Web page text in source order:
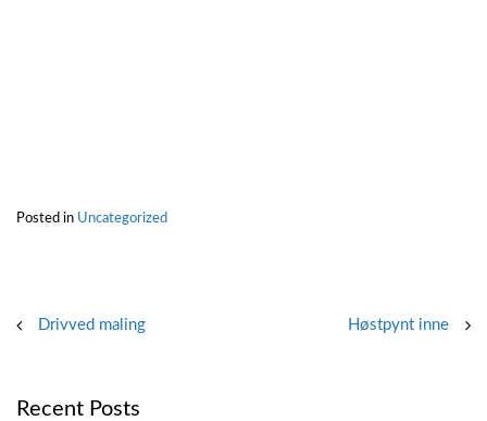
Posted in Uncategorized
PostDrivved maling Høstpynt inne
Recent Posts